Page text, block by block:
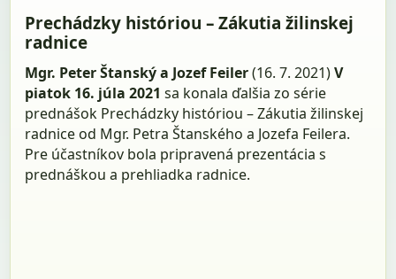
Prechádzky históriou – Zákutia žilinskej
radnice
Mgr. Peter Štanský a Jozef Feiler(16. 7. 2021)V
piatok 16. júla 2021 sa konala ďalšia zo série
prednášok Prechádzky históriou – Zákutia žilinskej
radnice od Mgr. Petra Štanského a Jozefa Feilera.
Pre účastníkov bola pripravená prezentácia s
prednáškou a prehliadka radnice.